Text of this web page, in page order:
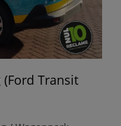
Transit